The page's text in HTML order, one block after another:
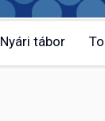
Nyári tábor